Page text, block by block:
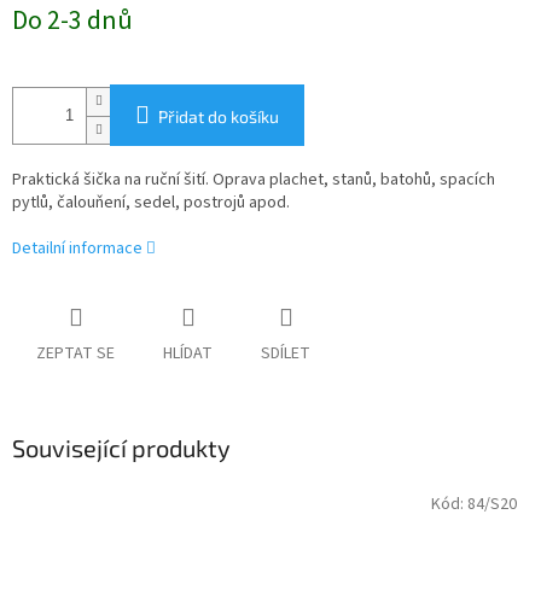
Do 2-3 dnů
Přidat do košíku
Praktická šička na ruční šití. Oprava plachet, stanů, batohů, spacích
pytlů, čalouňení, sedel, postrojů apod.
Detailní informace
ZEPTAT SE HLÍDAT SDÍLET
Související produkty
Kód: 84/S20